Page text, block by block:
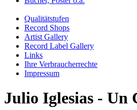
Qualitätstufen
Record Shops
Artist Gallery
Record Label Gallery
Links
Ihre Verbraucherrechte
Impressum
Julio Iglesias - Un